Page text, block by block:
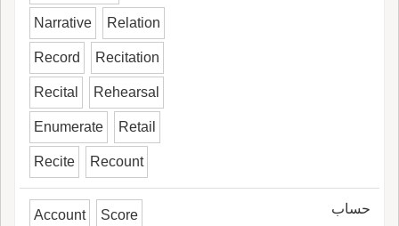
Narrative Relation
Record Recitation
Recital Rehearsal
Enumerate Retail
Recite Recount
حساب Account Score